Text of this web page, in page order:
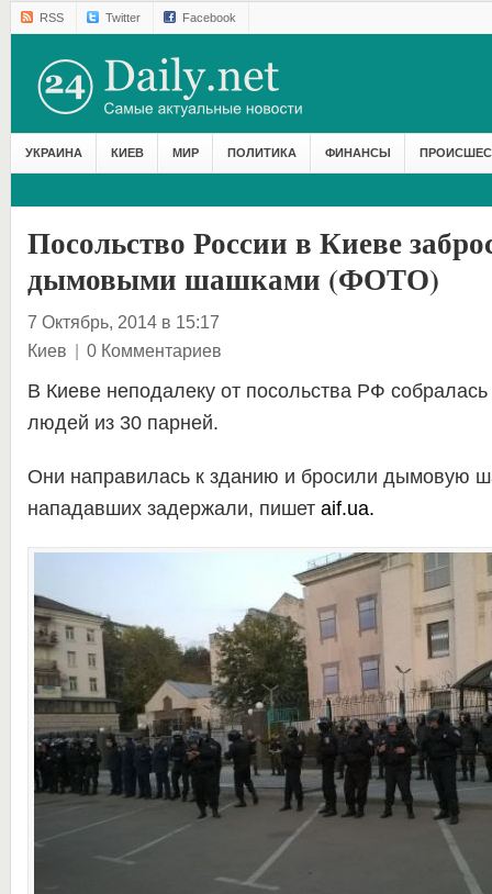
RSS Twitter Facebook
УКРАИНА КИЕВ МИР ПОЛИТИКА ФИНАНСЫ
Посольство России в Киеве
дымовыми шашками (ФОТО)
7 Октябрь, 2014 в 15:17
Киев | 0 Комментариев
В Киеве неподалеку от посольства РФ
людей из 30 парней.
Они направилась к зданию и бросили дымовую
нападавших задержали, пишет aif.ua.